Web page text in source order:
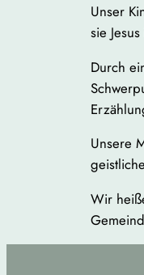
Unser
sie
Durch
Unsere
Wir